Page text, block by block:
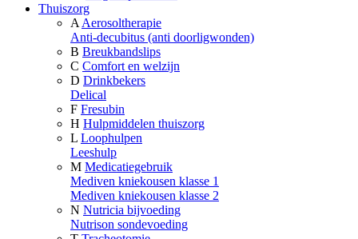
Thuiszorg
A Aerosoltherapie
Anti-decubitus (anti doorligwonden)
B Breukbandslips
C Comfort en welzijn
D Drinkbekers
Delical
F Fresubin
H Hulpmiddelen thuiszorg
L Loophulpen
Leeshulp
M Medicatiegebruik
Mediven kniekousen klasse 1
Mediven kniekousen klasse 2
N Nutricia bijvoeding
Nutrison sondevoeding